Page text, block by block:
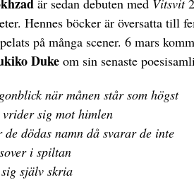
Hennes böcker är översatta till
på många scener. 6 mars
Duke om sin senaste
när månen står som högst
sig mot himlen
de dödas namn då svarar de inte
sover i spiltan
själv skria